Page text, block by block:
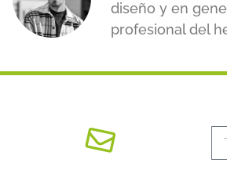
diseño y en
profesional del